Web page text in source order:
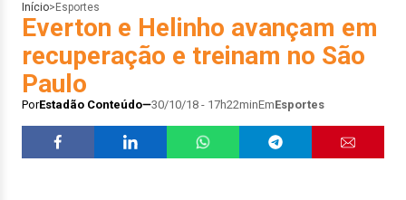
Início> Esportes
Everton e Helinho avançam em
recuperação e treinam no São
Paulo
PorEstadão Conteúdo 30/10/18 - 17h22minEmEsportes